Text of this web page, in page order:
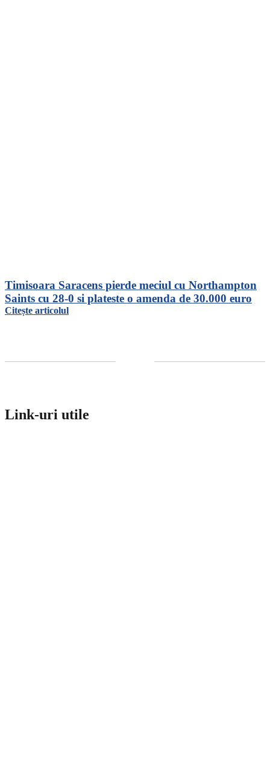
Timisoara Saracens pierde meciul cu Northampton
Saints cu 28-0 si plateste o amenda de 30.000 euro
Citește articolul
Link-uri utile